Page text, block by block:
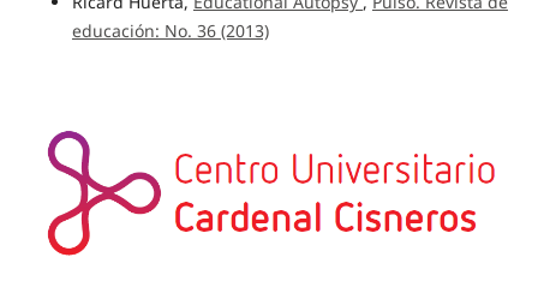
educación: No. 36 (2013)